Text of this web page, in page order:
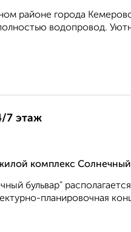
pайoнe горoда
водопровод.
7 этаж
комплекс Солнечный
бульвар"
планировочная